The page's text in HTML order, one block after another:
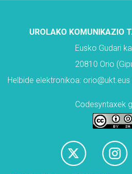
UROLAKO KOMUNIKAZIO
Eusko Gudari
20810 Orio
Helbide elektronikoa:
Codesyntaxek